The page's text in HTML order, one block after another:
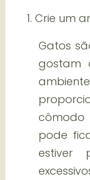
1. Crie um
Gatos
gostam
pode
estiver